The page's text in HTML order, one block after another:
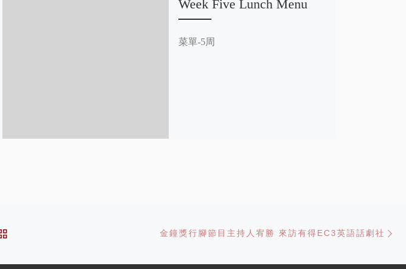
Week Five Lunch Menu
菜單-5周
金鐘獎行腳節目主持人宥勝 來訪有得EC3英語話劇社